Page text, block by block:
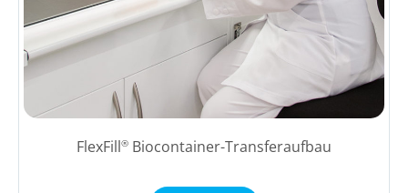
FlexFill® Biocontainer-Transferaufbau